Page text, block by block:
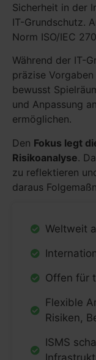
Sicherheit in der
IT-Grundschutz.
Norm ISO/IEC
Während der IT-
präzise
bewusst
und Anpassung
ermöglichen.
Den Fokus legt
Risikoanalyse.
zu reflektieren
daraus
Weltweit
Offen für
Flexible
Risiken,
ISMS